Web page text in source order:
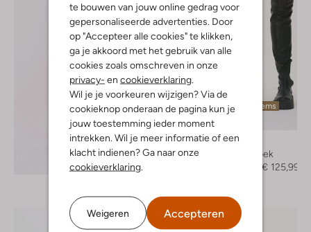
te bouwen van jouw online gedrag voor
gepersonaliseerde advertenties. Door
op "Accepteer alle cookies" te klikken,
ga je akkoord met het gebruik van alle
cookies zoals omschreven in onze
privacy- en cookieverklaring.
Wil je je voorkeuren wijzigen? Via de
cookieknop onderaan de pagina kun je
jouw toestemming ieder moment
intrekken. Wil je meer informatie of een
klacht indienen? Ga naar onze
cookieverklaring.
Weigeren Accepteren
Ontdek de look
Laatste items
Ibana
Korte broek
€ 125,99